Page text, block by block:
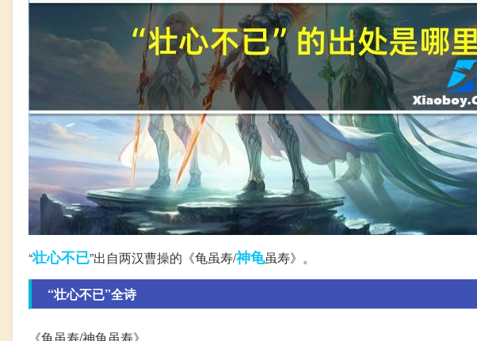
“壮心不已”出自两汉曹操的《龟虽寿/神龟虽寿》。
“壮心不已”全诗